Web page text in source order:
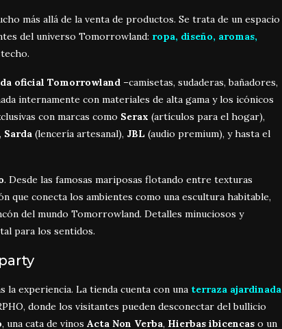
más allá de la venta de productos. Se trata de un espacio
del universo Tomorrowland: ropa, diseño, aromas,
oficial Tomorrowland –camisetas, sudaderas, bañadores,
internamente con materiales de alta gama y los icónicos
con marcas como Serax (artículos para el hogar),
Sarda (lencería artesanal), JBL (audio premium), y hasta el
. Desde las famosas mariposas flotando entre texturas
que conecta los ambientes como una escultura habitable,
del mundo Tomorrowland. Detalles minuciosos y
para los sentidos.
experiencia. La tienda cuenta con una terraza ajardinada
donde los visitantes pueden desconectar del bullicio
, una cata de vinos Acta Non Verba, Hierbas ibicencas o un